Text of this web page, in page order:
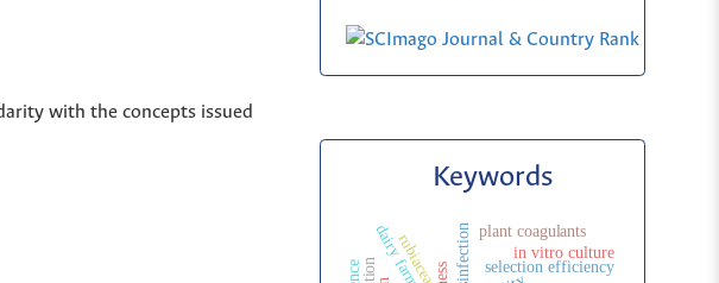
with the concepts issued
Keywords
selection efficiency
disinfection in vitro culture
rubiaceae
dairy farms plant coagulants